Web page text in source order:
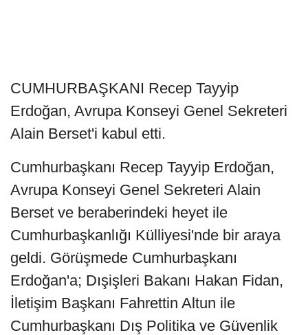
CUMHURBAŞKANI Recep Tayyip
Erdoğan, Avrupa Konseyi Genel Sekreteri
Alain Berset'i kabul etti.
Cumhurbaşkanı Recep Tayyip Erdoğan,
Avrupa Konseyi Genel Sekreteri Alain
Berset ve beraberindeki heyet ile
Cumhurbaşkanlığı Külliyesi'nde bir araya
geldi. Görüşmede Cumhurbaşkanı
Erdoğan'a; Dışişleri Bakanı Hakan Fidan,
İletişim Başkanı Fahrettin Altun ile
Cumhurbaşkanı Dış Politika ve Güvenlik